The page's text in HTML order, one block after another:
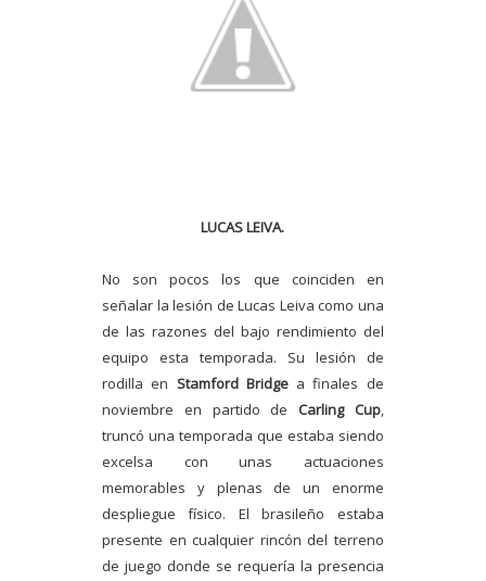
LUCAS LEIVA.
No son pocos los que coinciden en
señalar la lesión de Lucas Leiva como una
de las razones del bajo rendimiento del
equipo esta temporada. Su lesión de
rodilla en Stamford Bridgea finales de
noviembre en partido de Carling Cup,
truncó una temporada que estaba siendo
excelsa con unas actuaciones
memorables y plenas de un enorme
despliegue físico. El brasileño estaba
presente en cualquier rincón del terreno
de juego donde se requería la presencia